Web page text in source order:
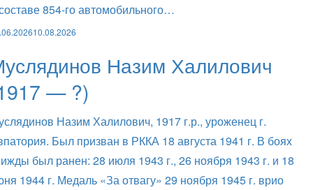
854-го автомобильного…
10.08.2026
Назим Халилович
— ?)
Назим Халилович, 1917 г.р., уроженец г.
Был призван в РККА 18 августа 1941 г. В боях
был ранен: 28 июля 1943 г., 26 ноября 1943 г. и 18
1944 г. Медаль «За отвагу» 29 ноября 1945 г. врио